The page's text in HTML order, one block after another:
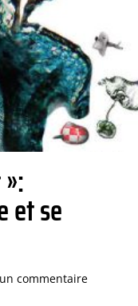
et se
commentaire